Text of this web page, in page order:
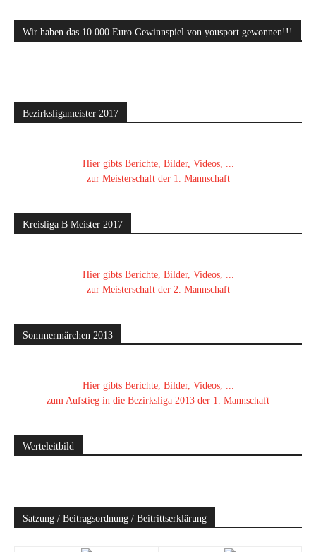
Wir haben das 10.000 Euro Gewinnspiel von yousport gewonnen!!!
Bezirksligameister 2017
Hier gibts Berichte, Bilder, Videos, ...
zur Meisterschaft der 1. Mannschaft
Kreisliga B Meister 2017
Hier gibts Berichte, Bilder, Videos, ...
zur Meisterschaft der 2. Mannschaft
Sommermärchen 2013
Hier gibts Berichte, Bilder, Videos, ...
zum Aufstieg in die Bezirksliga 2013 der 1. Mannschaft
Werteleitbild
Satzung / Beitragsordnung / Beitrittserklärung